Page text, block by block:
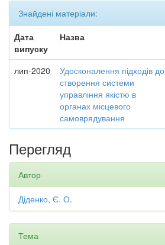
Знайдені матеріали:
Дата
випуску
Назва
лип-2020
Удосконалення підходів до
створення системи
управління якістю в
органах місцевого
самоврядування
Перегляд
Автор
Діденко, Є. О.
Тема